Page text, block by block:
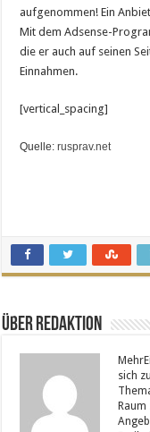
aufgenommen! Ein
Mit dem Adsense-
die er auch auf seinen
Einnahmen.
[vertical_spacing]
Quelle:rusprav.net
Über Redaktion
sich